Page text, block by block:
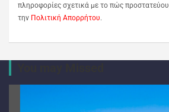
πληροφορίες σχετικά με το πώς
την Πολιτική Απορρήτου.